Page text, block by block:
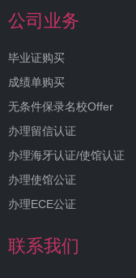
公司业务
毕业证购买
成绩单购买
无条件保录名校Offer
办理留信认证
办理海牙认证/使馆认证
办理使馆公证
办理ECE公证
联系我们